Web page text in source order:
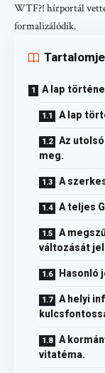
WTF?! hírportál vette
formalizálódik.
A lap
A lap
Az
meg.
A
A teljes
A
változását
Hasonló
A helyi
A
vitatéma.